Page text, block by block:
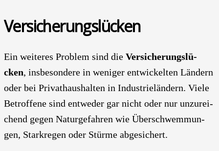
Ver­si­che­rungs­lü­cken
Ein wei­te­res Pro­blem sind die Ver­si­che­rungs­lü­
cken, ins­be­son­de­re in weni­ger ent­wi­ckel­ten Län­dern
oder bei Pri­vat­haus­hal­ten in Indus­trie­län­dern. Vie­le
Betrof­fe­ne sind ent­we­der gar nicht oder nur unzu­rei­
chend gegen Natur­ge­fah­ren wie Über­schwem­mun­
gen, Stark­re­gen oder Stür­me abge­si­chert.